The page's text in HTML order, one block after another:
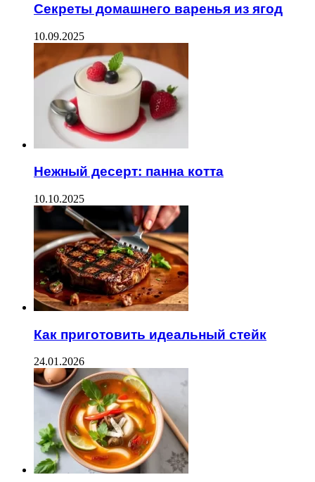
Секреты домашнего варенья из ягод
10.09.2025
Нежный десерт: панна котта
10.10.2025
Как приготовить идеальный стейк
24.01.2026